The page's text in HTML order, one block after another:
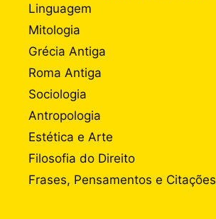
Linguagem
Mitologia
Grécia Antiga
Roma Antiga
Sociologia
Antropologia
Estética e Arte
Filosofia do Direito
Frases, Pensamentos e Citações